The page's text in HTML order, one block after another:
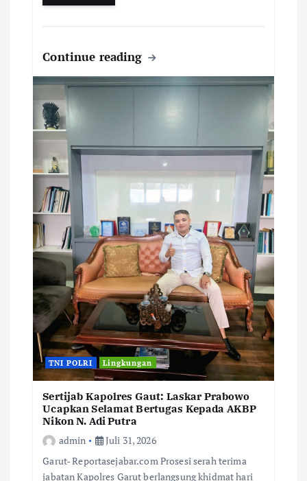
Continue reading
TNI POLRI Lingkungan
Sertijab Kapolres Gaut: Laskar Prabowo
Ucapkan Selamat Bertugas Kepada AKBP
Nikon N. Adi Putra
admin
Juli 31, 2026
Garut- Reportasejabar.com Prosesi serah terima
jabatan Kapolres Garut berlangsung khidmat hari